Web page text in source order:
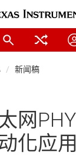
新闻稿
网
化应